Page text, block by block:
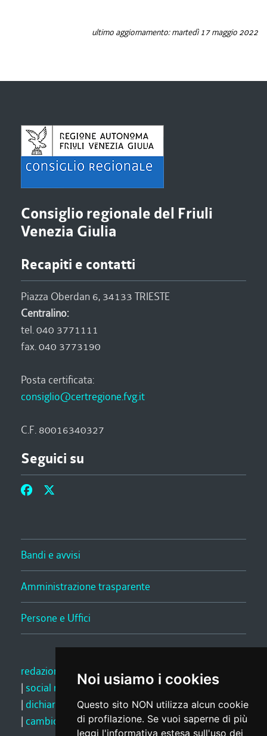
Noi usiamo i cookies
Questo sito NON utilizza alcun cookie
di profilazione. Se vuoi saperne di più
leggi l'informativa estesa sull'uso dei
ultimo aggiornamento: martedì 17 maggio 2022
Consiglio regionale del Friuli
Venezia Giulia
Recapiti e contatti
Piazza Oberdan 6, 34133 TRIESTE
Centralino:
tel. 040 3771111
fax. 040 3773190
Posta certificata:
consiglio@certregione.fvg.it
C.F. 80016340327
Seguici su
Bandi e avvisi
Amministrazione trasparente
Persone e Uffici
redazione web note legali glossario |
| social media policy
| dichiarazione di accessibilità |feedback
| cambio preferenze cookie